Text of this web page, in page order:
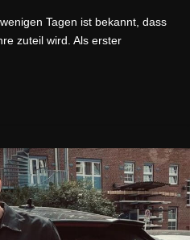
Tagen ist bekannt, dass
zuteil wird. Als erster